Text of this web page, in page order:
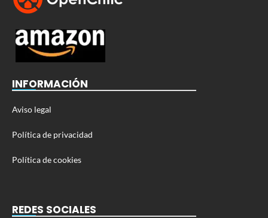
INFORMACIÓN
Aviso legal
Política de privacidad
Política de cookies
REDES SOCIALES